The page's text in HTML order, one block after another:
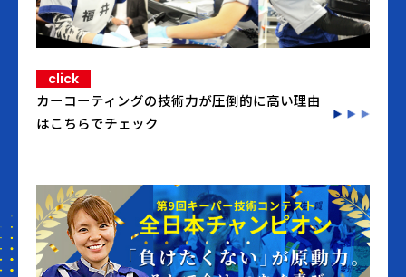
click
カーコーティングの技術力が圧倒的に高い理由
はこちらでチェック